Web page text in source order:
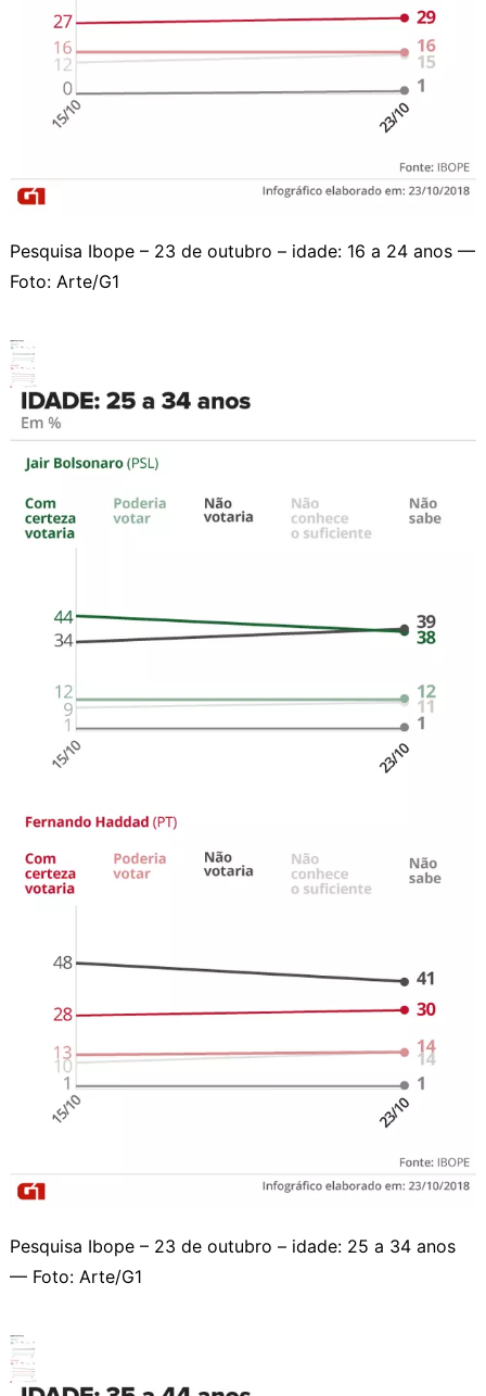
Pesquisa Ibope – 23 de outubro – idade: 16 a 24 anos —
Foto: Arte/G1
Pesquisa Ibope – 23 de outubro – idade: 25 a 34 anos
— Foto: Arte/G1